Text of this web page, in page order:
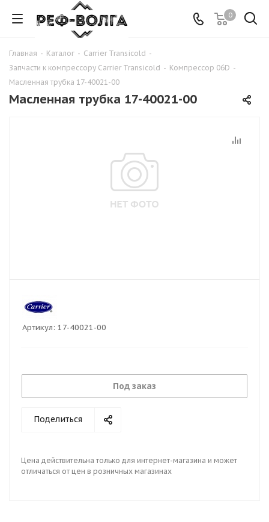
0
Главная - Каталог - Carrier Transicold -
Запчасти к компрессору Carrier Transicold - Компрессор 06D -
Масленная трубка 17-40021-00
Масленная трубка 17-40021-00
Артикул: 17-40021-00
Под заказ
Поделиться
Цена действительна только для интернет-магазина и может
отличаться от цен в розничных магазинах